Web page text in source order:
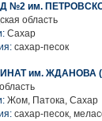
№2 им.
область
Сахар
сахар-песок
им. ЖДАНОВА
Жом, Патока, Сахар
сахар-песок,